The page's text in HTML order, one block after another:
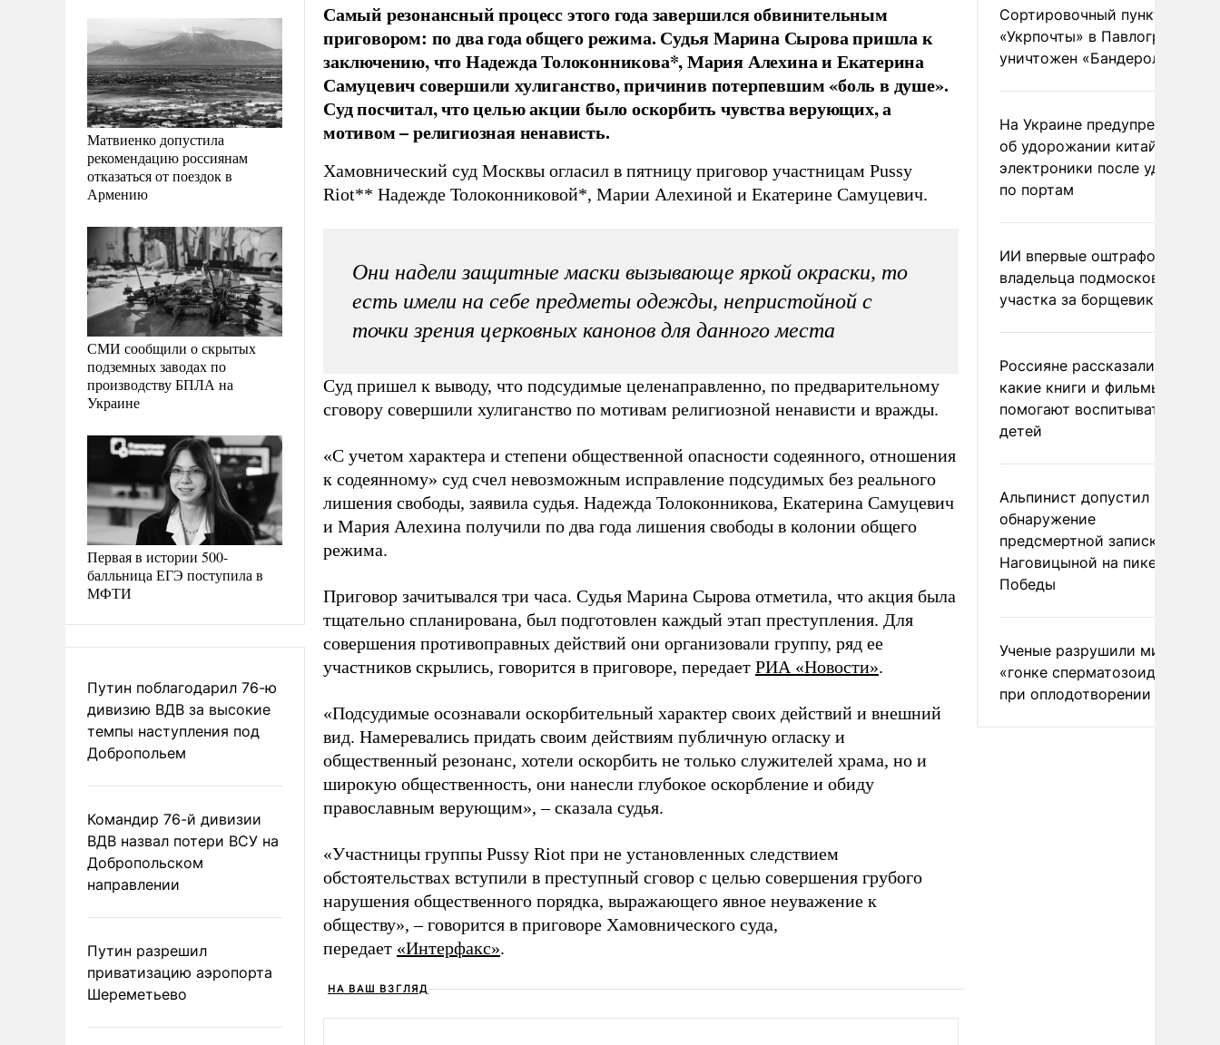
Матвиенко допустила
рекомендацию россиянам
отказаться от поездок в
Армению
СМИ сообщили о скрытых
подземных заводах по
производству БПЛА на
Украине
Первая в истории 500-
балльница ЕГЭ поступила в
МФТИ
Путин поблагодарил 76-ю
дивизию ВДВ за высокие
темпы наступления под
Добропольем
Командир 76-й дивизии
ВДВ назвал потери ВСУ на
Добропольском
направлении
Путин разрешил
приватизацию аэропорта
Шереметьево
Самый резонансный процесс этого года завершился обвинительным
приговором: по два года общего режима. Судья Марина Сырова пришла к
заключению, что Надежда Толоконникова*, Мария Алехина и Екатерина
Самуцевич совершили хулиганство, причинив потерпевшим «боль в душе».
Суд посчитал, что целью акции было оскорбить чувства верующих, а
мотивом – религиозная ненависть.
Хамовнический суд Москвы огласил в пятницу приговор участницам Pussy
Riot** Надежде Толоконниковой*, Марии Алехиной и Екатерине Самуцевич.
Они надели защитные маски вызывающе яркой окраски, то
есть имели на себе предметы одежды, непристойной с
точки зрения церковных канонов для данного места
Суд пришел к выводу, что подсудимые целенаправленно, по предварительному
сговору совершили хулиганство по мотивам религиозной ненависти и вражды.
«С учетом характера и степени общественной опасности содеянного, отношения
к содеянному» суд счел невозможным исправление подсудимых без реального
лишения свободы, заявила судья. Надежда Толоконникова, Екатерина Самуцевич
и Мария Алехина получили по два года лишения свободы в колонии общего
режима.
Приговор зачитывался три часа. Судья Марина Сырова отметила, что акция была
тщательно спланирована, был подготовлен каждый этап преступления. Для
совершения противоправных действий они организовали группу, ряд ее
участников скрылись, говорится в приговоре, передает РИА «Новости».
«Подсудимые осознавали оскорбительный характер своих действий и внешний
вид. Намеревались придать своим действиям публичную огласку и
общественный резонанс, хотели оскорбить не только служителей храма, но и
широкую общественность, они нанесли глубокое оскорбление и обиду
православным верующим», – сказала судья.
«Участницы группы Pussy Riot при не установленных следствием
обстоятельствах вступили в преступный сговор с целью совершения грубого
нарушения общественного порядка, выражающего явное неуважение к
обществу», – говорится в приговоре Хамовнического суда,
передает «Интерфакс».
НА ВАШ ВЗГЛЯД
Сортировочный пункт
«Укрпочты» в Павлограде
уничтожен «Бандеролью»
На Украине предупредили
об удорожании китайской
электроники после ударов
по портам
ИИ впервые оштрафовал
владельца подмосковного
участка за борщевик
Россияне рассказали,
какие книги и фильмы
помогают воспитывать
детей
Альпинист допустил
обнаружение
предсмертной записки
Наговицыной на пике
Победы
Ученые разрушили миф о
«гонке сперматозоидов»
при оплодотворении